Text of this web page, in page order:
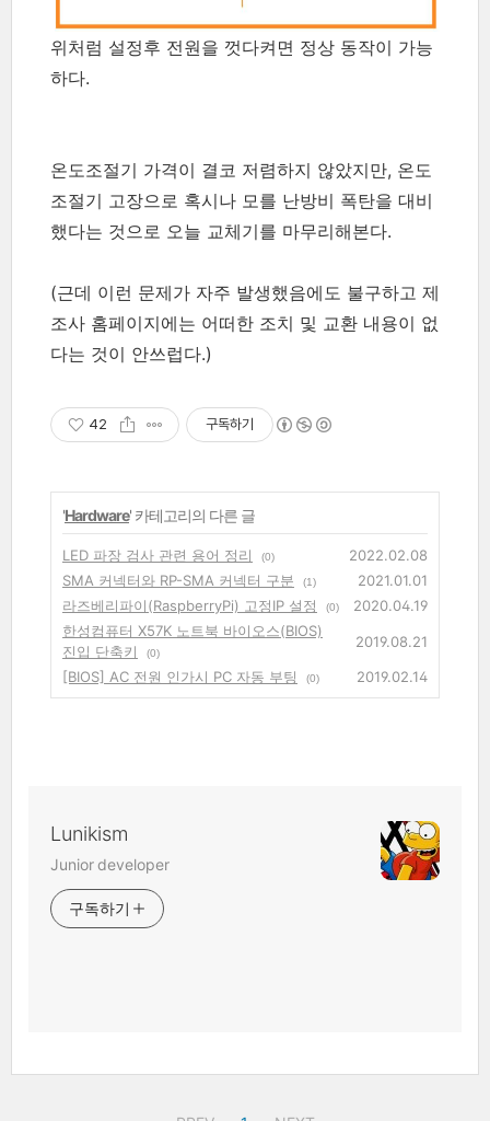
위처럼 설정후 전원을 껏다켜면 정상 동작이 가능
하다.
온도조절기 가격이 결코 저렴하지 않았지만, 온도
조절기 고장으로 혹시나 모를 난방비 폭탄을 대비
했다는 것으로 오늘 교체기를 마무리해본다.
(근데 이런 문제가 자주 발생했음에도 불구하고 제
조사 홈페이지에는 어떠한 조치 및 교환 내용이 없
다는 것이 안쓰럽다.)
42 구독하기
'Hardware' 카테고리의 다른 글
LED 파장 검사 관련 용어 정리 (0)
2022.02.08
SMA 커넥터와 RP-SMA 커넥터 구분
(1)
2021.01.01
라즈베리파이(RaspberryPi) 고정IP 설정
(0)
2020.04.19
한성컴퓨터 X57K 노트북 바이오스(BIOS)
진입 단축키
(0)
2019.08.21
[BIOS] AC 전원 인가시 PC 자동 부팅
(0) 2019.02.14
Lunikism
Junior developer
구독하기